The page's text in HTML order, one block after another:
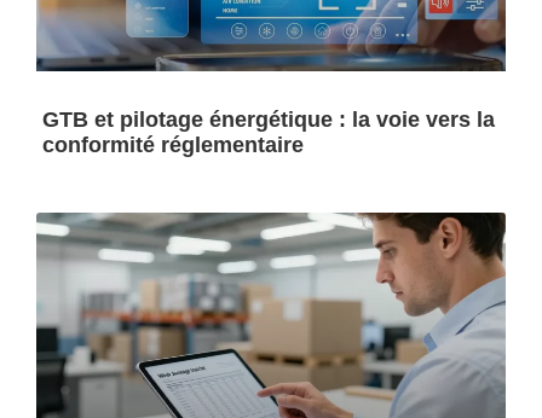
GTB et pilotage énergétique : la voie vers la
conformité réglementaire